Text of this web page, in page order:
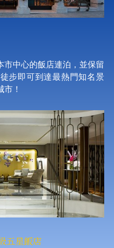
市中心的飯店連泊，並保留
步即可到達最熱門知名景
！
五星飯店